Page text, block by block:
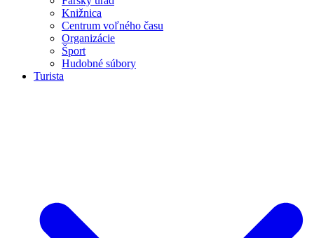
Knižnica
Centrum voľného času
Organizácie
Šport
Hudobné súbory
Turista